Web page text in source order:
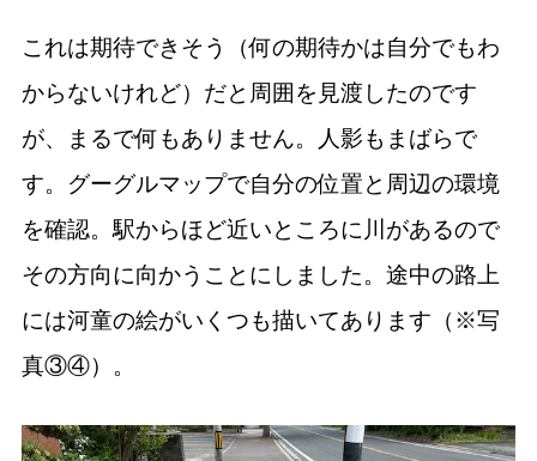
これは期待できそう（何の期待かは自分でもわ
からないけれど）だと周囲を見渡したのです
が、まるで何もありません。人影もまばらで
す。グーグルマップで自分の位置と周辺の環境
を確認。駅からほど近いところに川があるので
その方向に向かうことにしました。途中の路上
には河童の絵がいくつも描いてあります（※写
真③④）。